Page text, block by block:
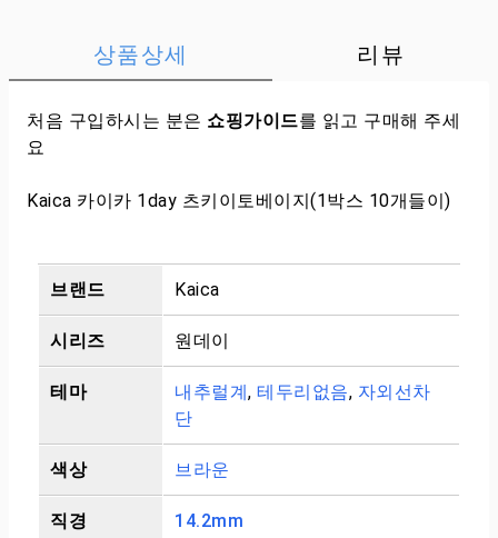
상품상세 리뷰
처음 구입하시는 분은 쇼핑가이드를 읽고 구매해 주세
요
Kaica 카이카 1day 츠키이토베이지(1박스 10개들이)
브랜드 Kaica
시리즈 원데이
테마 내추럴계, 테두리없음, 자외선차
단
색상 브라운
직경 14.2mm